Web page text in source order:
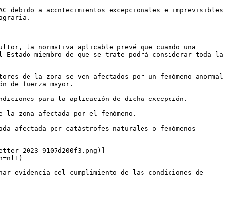
debido a acontecimientos excepcionales e imprevisibles
la normativa aplicable prevé que cuando una
Estado miembro de que se trate podrá considerar toda la
de la zona se ven afectados por un fenómeno anormal
de fuerza mayor.
para la aplicación de dicha excepción.
la zona afectada por el fenómeno.
afectada por catástrofes naturales o fenómenos
evidencia del cumplimiento de las condiciones de